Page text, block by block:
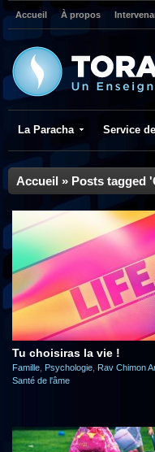
Accueil À propos
La Paracha Service
Accueil » Posts tagged
Tu choisiras la vie !
Famille Psychologie Rav Chimon
Santé de l'âme